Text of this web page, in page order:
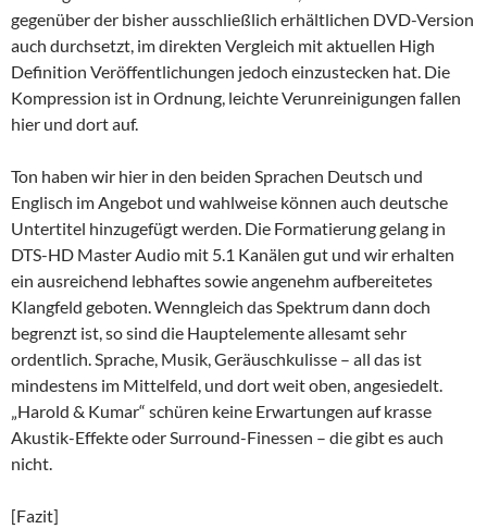
gegenüber der bisher ausschließlich erhältlichen DVD-Version
auch durchsetzt, im direkten Vergleich mit aktuellen High
Definition Veröffentlichungen jedoch einzustecken hat. Die
Kompression ist in Ordnung, leichte Verunreinigungen fallen
hier und dort auf.
Ton haben wir hier in den beiden Sprachen Deutsch und
Englisch im Angebot und wahlweise können auch deutsche
Untertitel hinzugefügt werden. Die Formatierung gelang in
DTS-HD Master Audio mit 5.1 Kanälen gut und wir erhalten
ein ausreichend lebhaftes sowie angenehm aufbereitetes
Klangfeld geboten. Wenngleich das Spektrum dann doch
begrenzt ist, so sind die Hauptelemente allesamt sehr
ordentlich. Sprache, Musik, Geräuschkulisse – all das ist
mindestens im Mittelfeld, und dort weit oben, angesiedelt.
„Harold & Kumar“ schüren keine Erwartungen auf krasse
Akustik-Effekte oder Surround-Finessen – die gibt es auch
nicht.
[Fazit]